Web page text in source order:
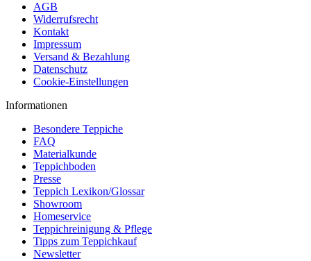
AGB
Widerrufsrecht
Kontakt
Impressum
Versand & Bezahlung
Datenschutz
Cookie-Einstellungen
Informationen
Besondere Teppiche
FAQ
Materialkunde
Teppichboden
Presse
Teppich Lexikon/Glossar
Showroom
Homeservice
Teppichreinigung & Pflege
Tipps zum Teppichkauf
Newsletter